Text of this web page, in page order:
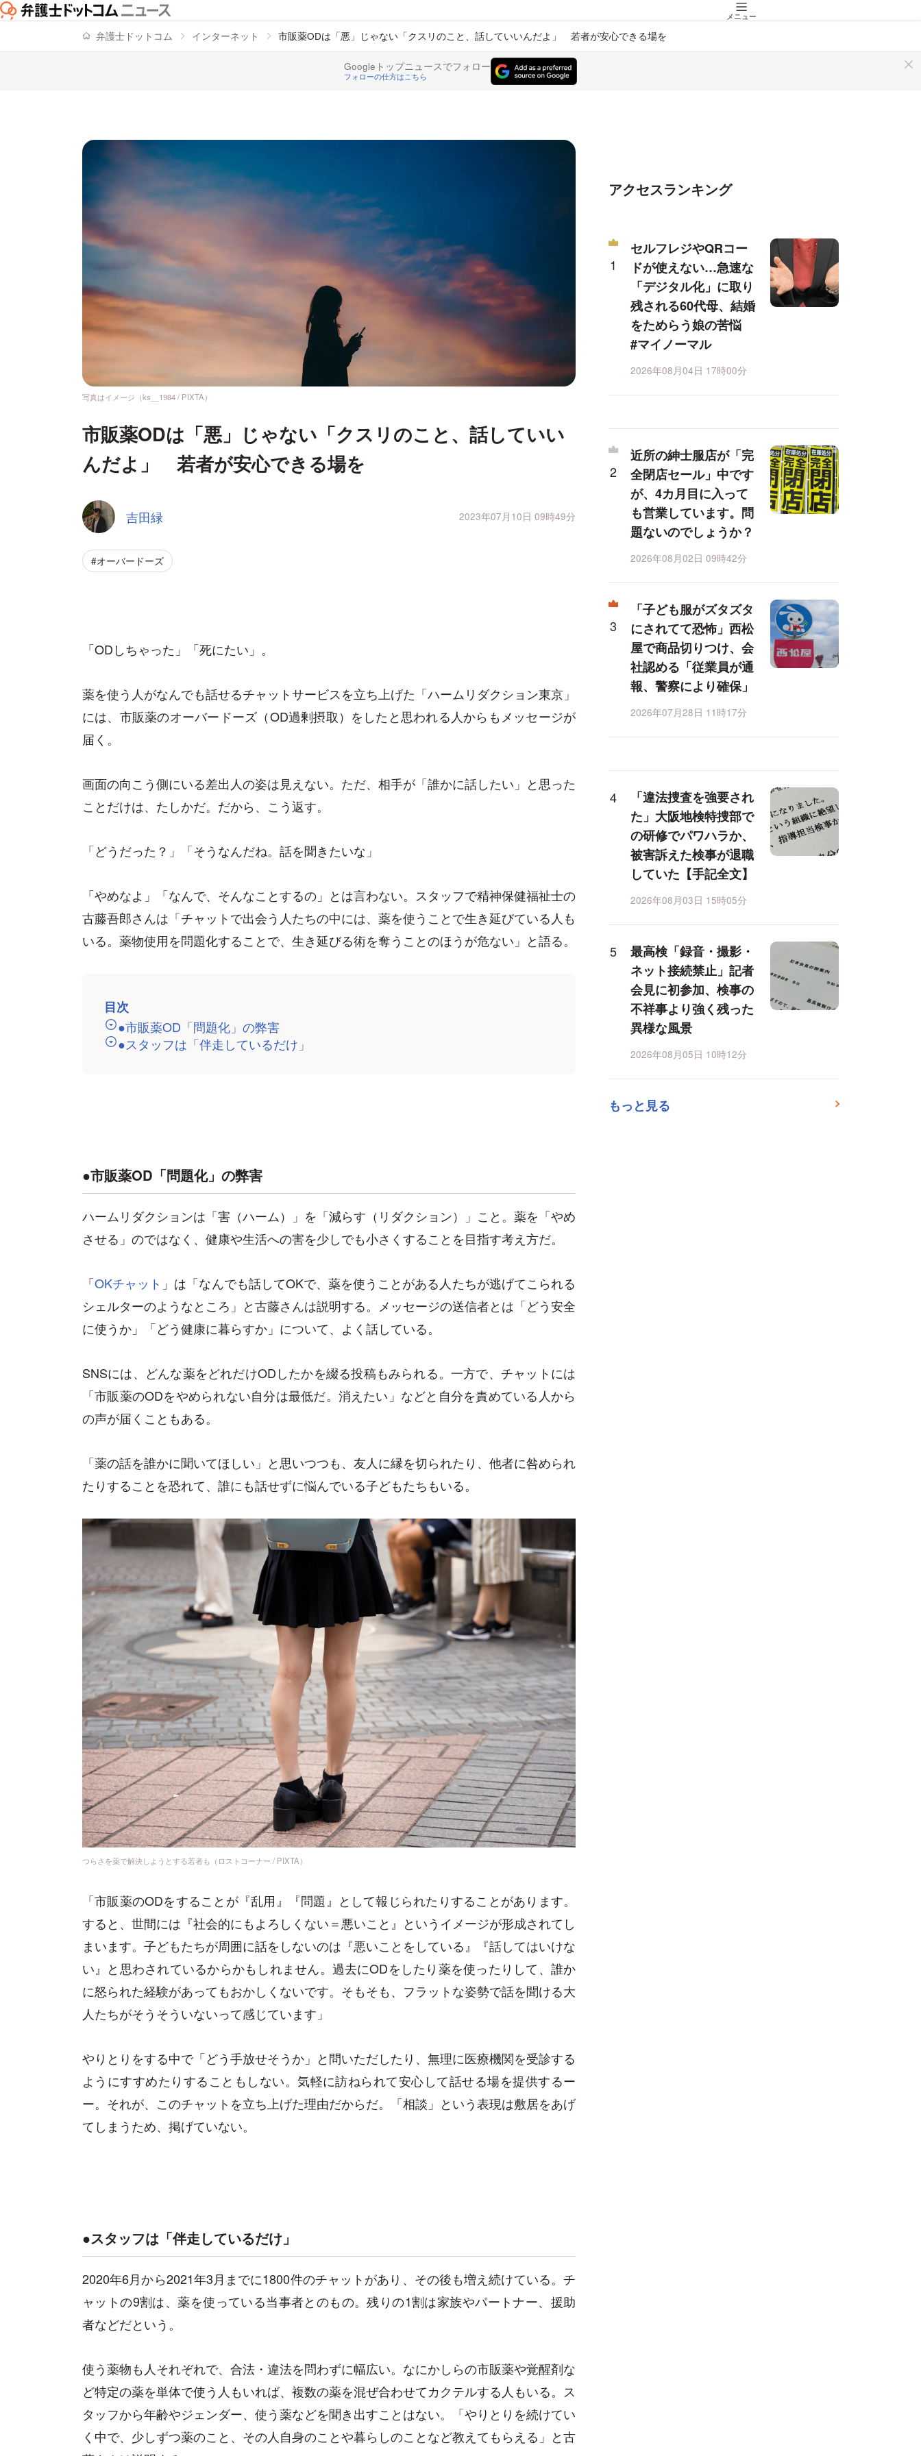
メニュー
弁護士ドットコム インターネット 市販薬ODは「悪」じゃない「クスリのこと、話していいんだよ」 若者が安心できる場を
Googleトップニュースでフォロー
フォローの仕方はこちら
写真はイメージ（ks__1984 / PIXTA）
市販薬ODは「悪」じゃない「クスリのこと、話していい
んだよ」 若者が安心できる場を
吉田緑 2023年07月10日 09時49分
#オーバードーズ
「ODしちゃった」「死にたい」。
薬を使う人がなんでも話せるチャットサービスを立ち上げた「ハームリダクション東京」
には、市販薬のオーバードーズ（OD過剰摂取）をしたと思われる人からもメッセージが
届く。
画面の向こう側にいる差出人の姿は見えない。ただ、相手が「誰かに話したい」と思った
ことだけは、たしかだ。だから、こう返す。
「どうだった？」「そうなんだね。話を聞きたいな」
「やめなよ」「なんで、そんなことするの」とは言わない。スタッフで精神保健福祉士の
古藤吾郎さんは「チャットで出会う人たちの中には、薬を使うことで生き延びている人も
いる。薬物使用を問題化することで、生き延びる術を奪うことのほうが危ない」と語る。
目次
●市販薬OD「問題化」の弊害
●スタッフは「伴走しているだけ」
●市販薬OD「問題化」の弊害
ハームリダクションは「害（ハーム）」を「減らす（リダクション）」こと。薬を「やめ
させる」のではなく、健康や生活への害を少しでも小さくすることを目指す考え方だ。
「OKチャット 」は「なんでも話してOKで、薬を使うことがある人たちが逃げてこられる
シェルターのようなところ」と古藤さんは説明する。メッセージの送信者とは「どう安全
に使うか」「どう健康に暮らすか」について、よく話している。
SNSには、どんな薬をどれだけODしたかを綴る投稿もみられる。一方で、チャットには
「市販薬のODをやめられない自分は最低だ。消えたい」などと自分を責めている人から
の声が届くこともある。
「薬の話を誰かに聞いてほしい」と思いつつも、友人に縁を切られたり、他者に咎められ
たりすることを恐れて、誰にも話せずに悩んでいる子どもたちもいる。
つらさを薬で解決しようとする若者も（ロストコーナー / PIXTA）
「市販薬のODをすることが『乱用』『問題』として報じられたりすることがあります。
すると、世間には『社会的にもよろしくない＝悪いこと』というイメージが形成されてし
まいます。子どもたちが周囲に話をしないのは『悪いことをしている』『話してはいけな
い』と思わされているからかもしれません。過去にODをしたり薬を使ったりして、誰か
に怒られた経験があってもおかしくないです。そもそも、フラットな姿勢で話を聞ける大
人たちがそうそういないって感じています」
やりとりをする中で「どう手放せそうか」と問いただしたり、無理に医療機関を受診する
ようにすすめたりすることもしない。気軽に訪ねられて安心して話せる場を提供するー
ー。それが、このチャットを立ち上げた理由だからだ。「相談」という表現は敷居をあげ
てしまうため、掲げていない。
●スタッフは「伴走しているだけ」
2020年6月から2021年3月までに1800件のチャットがあり、その後も増え続けている。チ
ャットの9割は、薬を使っている当事者とのもの。残りの1割は家族やパートナー、援助
者などだという。
使う薬物も人それぞれで、合法・違法を問わずに幅広い。なにかしらの市販薬や覚醒剤な
ど特定の薬を単体で使う人もいれば、複数の薬を混ぜ合わせてカクテルする人もいる。ス
タッフから年齢やジェンダー、使う薬などを聞き出すことはない。「やりとりを続けてい
く中で、少しずつ薬のこと、その人自身のことや暮らしのことなど教えてもらえる」と古
アクセスランキング
セルフレジやQRコー
ドが使えない…急速な
「デジタル化」に取り
残される60代母、結婚
をためらう娘の苦悩
#マイノーマル
2026年08月04日 17時00分
近所の紳士服店が「完
全閉店セール」中です
が、4カ月目に入って
も営業しています。問
題ないのでしょうか？
2026年08月02日 09時42分
「子ども服がズタズタ
にされてて恐怖」西松
屋で商品切りつけ、会
社認める「従業員が通
報、警察により確保」
2026年07月28日 11時17分
「違法捜査を強要され
た」大阪地検特捜部で
の研修でパワハラか、
被害訴えた検事が退職
していた【手記全文】
2026年08月03日 15時05分
最高検「録音・撮影・
ネット接続禁止」記者
会見に初参加、検事の
不祥事より強く残った
異様な風景
2026年08月05日 10時12分
もっと見る